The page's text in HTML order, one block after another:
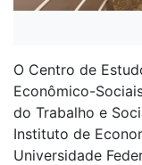
O Centro de
Econômico-
do Trabalho e
Instituto de
Universidade